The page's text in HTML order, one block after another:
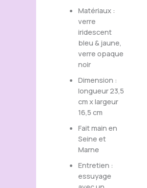
Matériaux :
verre
iridescent
bleu & jaune,
verre opaque
noir
Dimension :
longueur 23,5
cm x largeur
16,5 cm
Fait main en
Seine et
Marne
Entretien :
essuyage